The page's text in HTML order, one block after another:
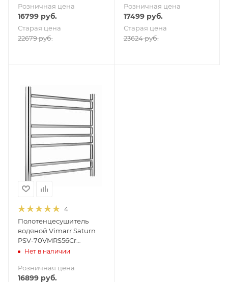
Розничная цена
16799 руб.
Старая цена
22679руб.
черный матовый
Розничная цена
17499руб.
Старая цена
23624руб.
4
Полотенцесушитель
водяной Vimarr Saturn
PSV-70VMRS56Cr
500х600 лесенка, с
хром
Нет в наличии
Розничная цена
16899 руб.